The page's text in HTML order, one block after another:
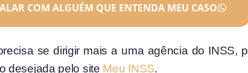
COM ALGUÉM QUE ENTENDA MEU CASO
se dirigir mais a uma agência do INSS,
desejada pelo site Meu INSS.